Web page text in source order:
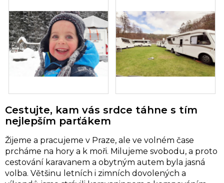
Cestujte, kam vás srdce táhne s tím
nejlepším parťákem
Žijeme a pracujeme v Praze, ale ve volném čase
prcháme na hory a k moři. Milujeme svobodu, a proto
cestování karavanem a obytným autem byla jasná
volba. Většinu letních i zimních dovolených a